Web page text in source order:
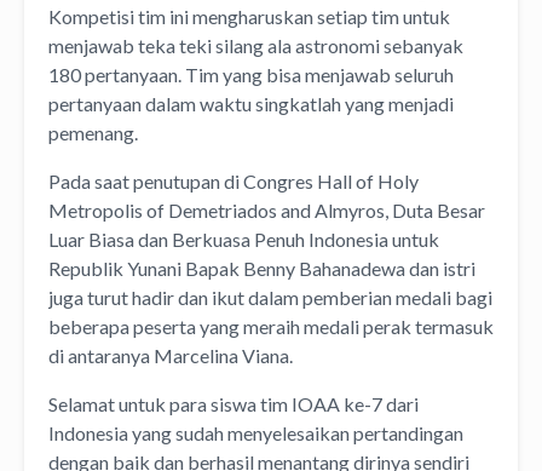
Kompetisi tim ini mengharuskan setiap tim untuk
menjawab teka teki silang ala astronomi sebanyak
180 pertanyaan. Tim yang bisa menjawab seluruh
pertanyaan dalam waktu singkatlah yang menjadi
pemenang.
Pada saat penutupan di Congres Hall of Holy
Metropolis of Demetriados and Almyros, Duta Besar
Luar Biasa dan Berkuasa Penuh Indonesia untuk
Republik Yunani Bapak Benny Bahanadewa dan istri
juga turut hadir dan ikut dalam pemberian medali bagi
beberapa peserta yang meraih medali perak termasuk
di antaranya Marcelina Viana.
Selamat untuk para siswa tim IOAA ke-7 dari
Indonesia yang sudah menyelesaikan pertandingan
dengan baik dan berhasil menantang dirinya sendiri